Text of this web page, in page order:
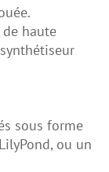
haute
sous forme
ou un